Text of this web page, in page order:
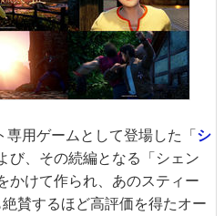
用ゲームとして登場した「シ
び、その続編となる「シェン
かけて作られ、あのスティー
賛するほど高評価を得たオー